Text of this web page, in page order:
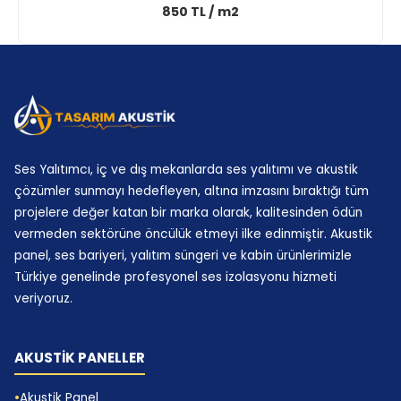
Tecsound Ses Bariyeri
Alçıpan Duvar Arası Bariyer Entegrasyonu
Alçıpan duvar arası bariyer entegrasyonu, konut ve
Komşu duvar ses kesici hedefi olan kullanıcılar için
pratik ve ölçülebilir bir yöntem sunar. Burada kritik
nokta, bariyerin profil boşluğunda doğru
pozisyonda kalması ve alçıpan birleşimlerinin
köprü etkisi yaratmamasıdır. Biz duvar kesitini
projeye göre revize ederken gerekli durumlarda
ekliyoruz. Böylece duvar içi ses bariyeri yalnızca
kağıt üzerinde değil, gerçek kullanımda konuşma
850 TL / m2
Ses Yalıtımcı, iç ve dış mekanlarda ses yalıtımı ve akustik
çözümler sunmayı hedefleyen, altına imzasını bıraktığı tüm
projelere değer katan bir marka olarak, kalitesinden ödün
vermeden sektörüne öncülük etmeyi ilke edinmiştir. Akustik
panel, ses bariyeri, yalıtım süngeri ve kabin ürünlerimizle
Türkiye genelinde profesyonel ses izolasyonu hizmeti
veriyoruz.
AKUSTİK PANELLER